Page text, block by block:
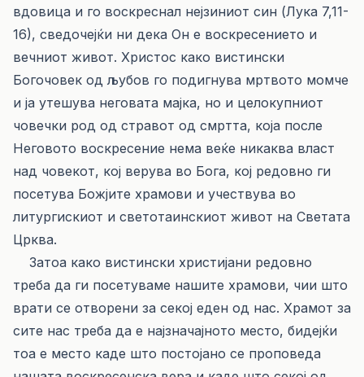
вдовица и го воскреснал нејзиниот син (Лука 7,11-
16), сведочејќи ни дека Он е воскресението и
вечниот живот. Христос како вистински
Богочовек од љубов го подигнува мртвото момче
и ја утешува неговата мајка, но и целокупниот
човечки род од стравот од смртта, која после
Неговото воскресение нема веќе никаква власт
над човекот, кој верува во Бога, кој редовно ги
посетува Божјите храмови и учествува во
литургискиот и светотаинскиот живот на Светата
Црква.
Затоа како вистински христијани редовно
треба да ги посетуваме нашите храмови, чии што
врати се отворени за секој еден од нас. Храмот за
сите нас треба да е најзначајното место, бидејќи
тоа е место каде што постојано се проповеда